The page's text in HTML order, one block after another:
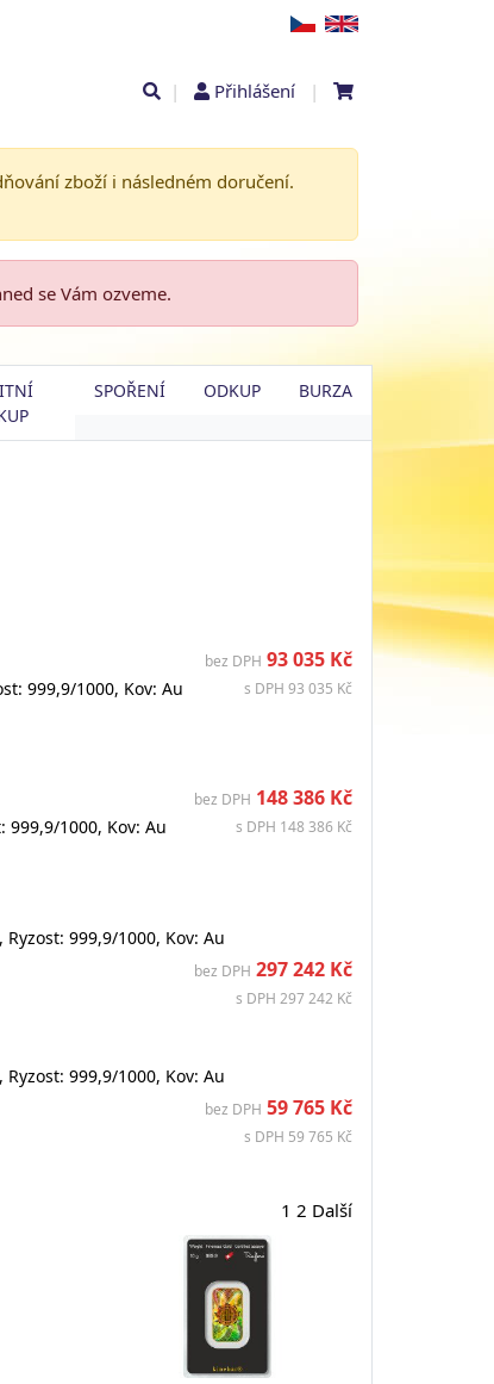
| Přihlášení |
zboží i následném doručení.
se Vám ozveme.
SPOŘENÍ ODKUP BURZA
999,9/1000, Kov: Au
bez DPH 93 035 Kč
s DPH 93 035 Kč
1000, Kov: Au
bez DPH 148 386 Kč
s DPH 148 386 Kč
999,9/1000, Kov: Au
bez DPH 297 242 Kč
s DPH 297 242 Kč
999,9/1000, Kov: Au
bez DPH 59 765 Kč
s DPH 59 765 Kč
1 2 Další